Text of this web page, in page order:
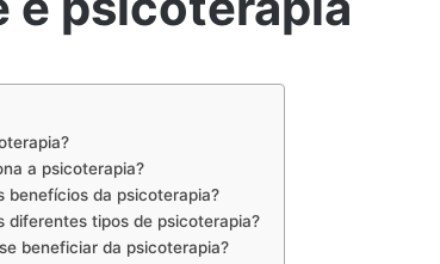
a psicoterapia?
benefícios da psicoterapia?
diferentes tipos de psicoterapia?
beneficiar da psicoterapia?